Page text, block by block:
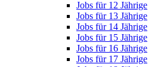
Jobs für 12 Jährige
Jobs für 13 Jährige
Jobs für 14 Jährige
Jobs für 15 Jährige
Jobs für 16 Jährige
Jobs für 17 Jährige